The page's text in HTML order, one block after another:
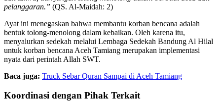
pelanggaran.” (QS. Al-Maidah: 2)
Ayat ini menegaskan bahwa membantu korban bencana adalah
bentuk tolong-menolong dalam kebaikan. Oleh karena itu,
menyalurkan sedekah melalui Lembaga Sedekah Bandung Al Hilal
untuk korban bencana Aceh Tamiang merupakan implementasi
nyata dari perintah Allah SWT.
Baca juga: Truck Sebar Quran Sampai di Aceh Tamiang
Koordinasi dengan Pihak Terkait